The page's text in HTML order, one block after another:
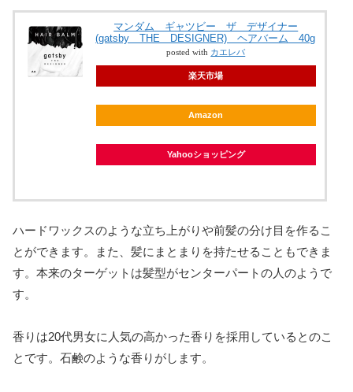
マンダム ギャツビー ザ デザイナー
(gatsby THE DESIGNER) ヘアバーム 40g
posted with カエレバ
楽天市場
Amazon
Yahooショッピング
ハードワックスのような立ち上がりや前髪の分け目を作るこ
とができます。また、髪にまとまりを持たせることもできま
す。本来のターゲットは髪型がセンターパートの人のようで
す。
香りは20代男女に人気の高かった香りを採用しているとのこ
とです。石鹸のような香りがします。